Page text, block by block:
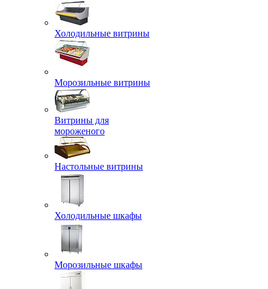
Холодильные витрины
Морозильные витрины
Витрины для
мороженого
Настольные витрины
Холодильные шкафы
Морозильные шкафы